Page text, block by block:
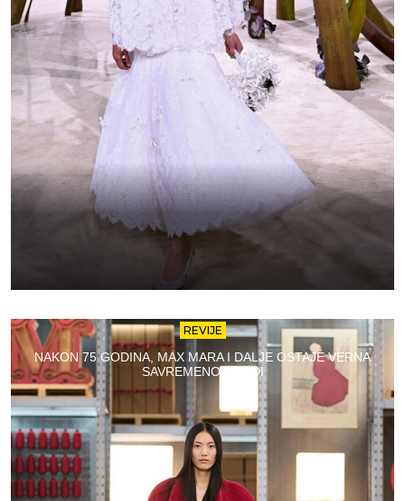
REVIJE
NAKON 75 GODINA, MAX MARA I DALJE OSTAJE VERNA
SAVREMENOJ MODI